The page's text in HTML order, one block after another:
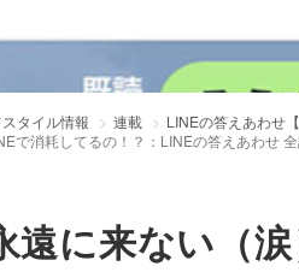
タイル情報 連載
LINEの答えあわせ【
で消耗してるの！？：LINEの答えあわせ
遠に来ない（